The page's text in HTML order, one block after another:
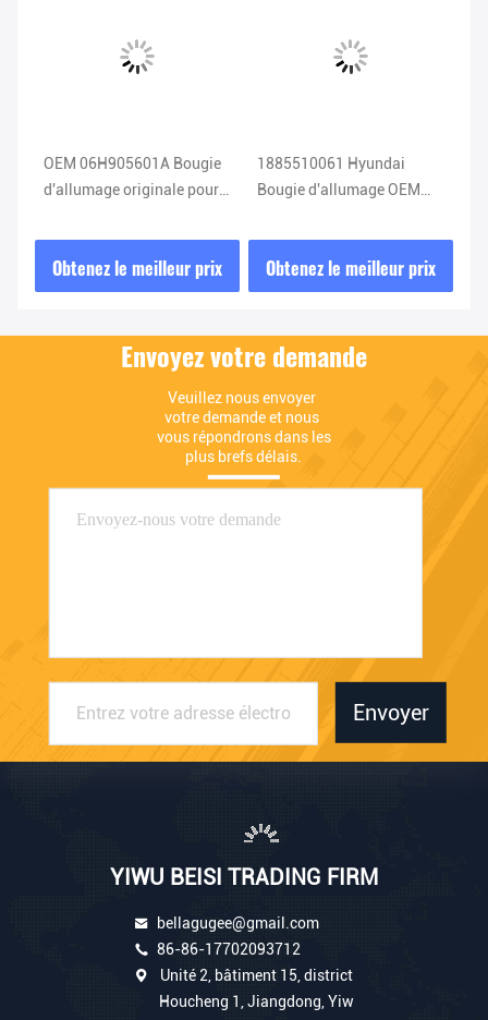
OEM 06H905601A Bougie
d'allumage originale pour
601A
Obtenez le meilleur prix
1885510061 Hyundai
Bougie d'allumage OEM
d'allumage de voiture
Obtenez le meilleur prix
Envoyez votre demande
Veuillez nous envoyer
votre demande et nous
vous répondrons dans les
plus brefs délais.
Envoyer
YIWU BEISI TRADING FIRM
bellagugee@gmail.com
86-86-17702093712
Unité 2, bâtiment 15, district
Houcheng 1, Jiangdong, Yiw